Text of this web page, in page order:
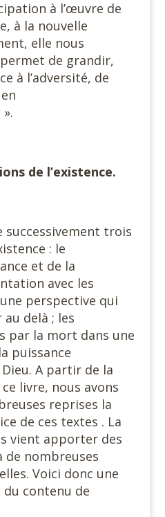
à l’œuvre de
à la nouvelle
elle nous
de grandir,
à l’adversité, de
de l’existence.
successivement trois
: le
et de la
avec les
perspective qui
delà ; les
par la mort dans une
puissance
A partir de la
livre, nous avons
reprises la
de ces textes . La
vient apporter des
de nombreuses
Voici donc une
contenu de